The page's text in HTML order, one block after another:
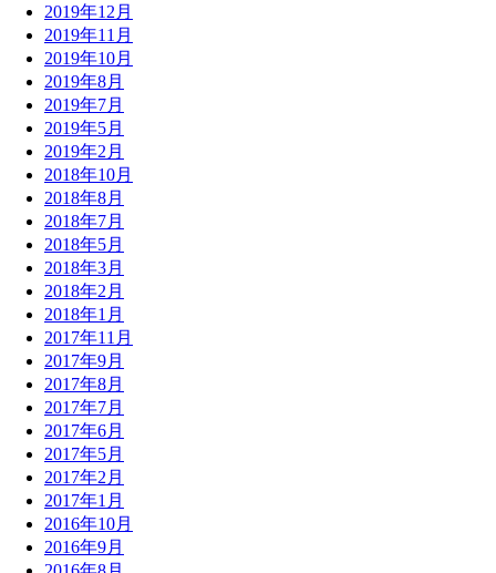
2019年12月
2019年11月
2019年10月
2019年8月
2019年7月
2019年5月
2019年2月
2018年10月
2018年8月
2018年7月
2018年5月
2018年3月
2018年2月
2018年1月
2017年11月
2017年9月
2017年8月
2017年7月
2017年6月
2017年5月
2017年2月
2017年1月
2016年10月
2016年9月